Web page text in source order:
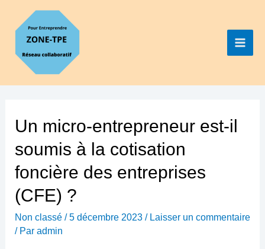
contenu
Main
Un micro-entrepreneur est-il
soumis à la cotisation
foncière des entreprises
(CFE) ?
Non classé/5 décembre 2023 / Laisser un commentaire
/ Par admin